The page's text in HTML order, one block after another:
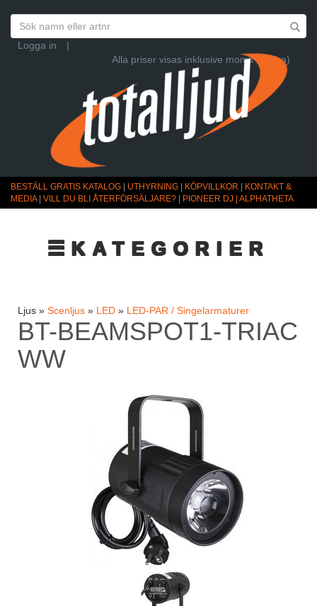
Logga in
|
Alla priser visas inklusive moms (Ändra)
BESTÄLL GRATIS KATALOG UTHYRNING KÖPVILLKOR
KONTAKT &
MEDIA| VILL DU BLI ÅTERFÖRSÄLJARE? PIONEER DJ | ALPHATHETA
☰KATEGORIER
Ljus » Scenljus » LED » LED-PAR / Singelarmaturer
BT-BEAMSPOT1-TRIAC
WW